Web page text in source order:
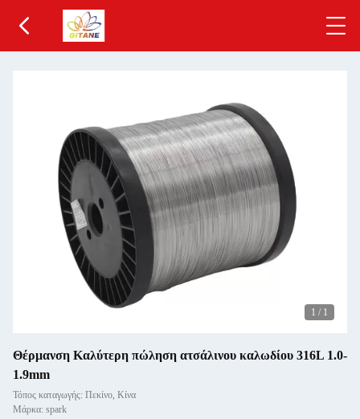
1 / 1
Θέρμανση Καλύτερη πώληση ατσάλινου καλωδίου 316L 1.0-
1.9mm
Τόπος καταγωγής: Πεκίνο, Κίνα
Μάρκα: spark